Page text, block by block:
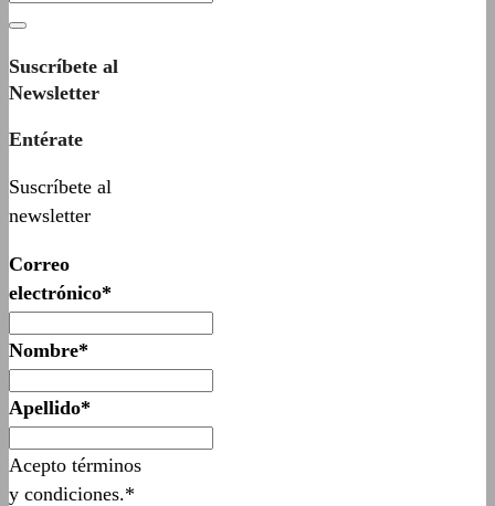
Suscríbete al
Newsletter
Entérate
Suscríbete al
newsletter
Correo
electrónico*
Nombre*
Apellido*
Acepto términos
y condiciones.*